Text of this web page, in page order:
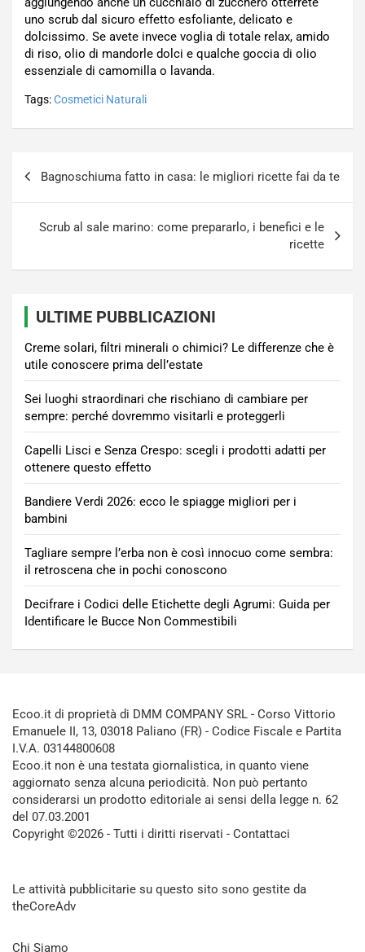
uno scrub dal sicuro effetto esfoliante, delicato e
dolcissimo. Se avete invece voglia di totale relax, amido
di riso, olio di mandorle dolci e qualche goccia di olio
essenziale di camomilla o lavanda.
Tags:Cosmetici Naturali
articoli
Bagnoschiuma fatto in casa: le migliori ricette fai da te
Scrub al sale marino: come prepararlo, i benefici e le
ricette
ULTIME PUBBLICAZIONI
Creme solari, filtri minerali o chimici? Le differenze che è
utile conoscere prima dell’estate
Sei luoghi straordinari che rischiano di cambiare per
sempre: perché dovremmo visitarli e proteggerli
Capelli Lisci e Senza Crespo: scegli i prodotti adatti per
ottenere questo effetto
Bandiere Verdi 2026: ecco le spiagge migliori per i
bambini
Tagliare sempre l’erba non è così innocuo come sembra:
il retroscena che in pochi conoscono
Decifrare i Codici delle Etichette degli Agrumi: Guida per
Identificare le Bucce Non Commestibili
Ecoo.it di proprietà di DMM COMPANY SRL - Corso Vittorio
Emanuele II, 13, 03018 Paliano (FR) - Codice Fiscale e Partita
I.V.A. 03144800608
Ecoo.it non è una testata giornalistica, in quanto viene
aggiornato senza alcuna periodicità. Non può pertanto
considerarsi un prodotto editoriale ai sensi della legge n. 62
del 07.03.2001
Copyright ©2026 - Tutti i diritti riservati - Contattaci
Le attività pubblicitarie su questo sito sono gestite da
theCoreAdv
Chi Siamo